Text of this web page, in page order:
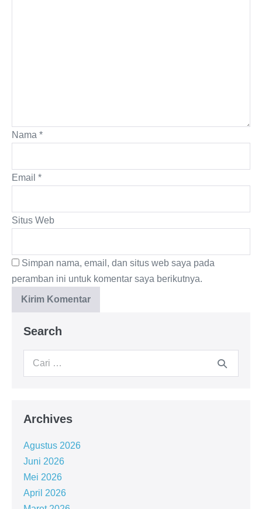
Nama *
Email *
Situs Web
Simpan nama, email, dan situs web saya pada
peramban ini untuk komentar saya berikutnya.
Search
Archives
Agustus 2026
Juni 2026
Mei 2026
April 2026